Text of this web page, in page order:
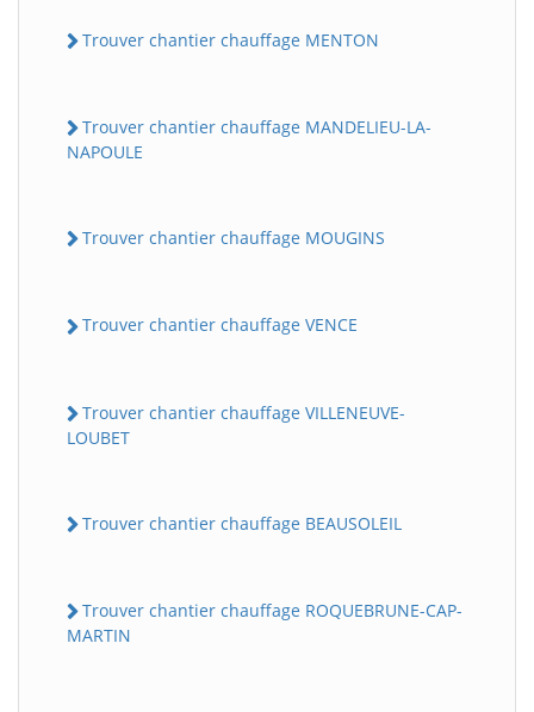
Trouver chantier chauffage MENTON
Trouver chantier chauffage MANDELIEU-LA-
NAPOULE
Trouver chantier chauffage MOUGINS
Trouver chantier chauffage VENCE
Trouver chantier chauffage VILLENEUVE-
LOUBET
Trouver chantier chauffage BEAUSOLEIL
Trouver chantier chauffage ROQUEBRUNE-CAP-
MARTIN